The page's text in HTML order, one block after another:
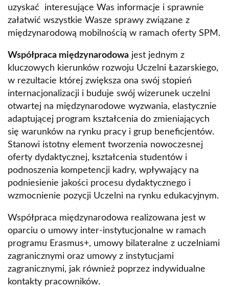
uzyskać interesujące Was informacje i sprawnie
załatwić wszystkie Wasze sprawy związane z
międzynarodową mobilnością w ramach oferty SPM.
Współpraca międzynarodowa jest jednym z
kluczowych kierunków rozwoju Uczelni Łazarskiego,
w rezultacie której zwiększa ona swój stopień
internacjonalizacji i buduje swój wizerunek uczelni
otwartej na międzynarodowe wyzwania, elastycznie
adaptującej program kształcenia do zmieniających
się warunków na rynku pracy i grup beneficjentów.
Stanowi istotny element tworzenia nowoczesnej
oferty dydaktycznej, kształcenia studentów i
podnoszenia kompetencji kadry, wpływający na
podniesienie jakości procesu dydaktycznego i
wzmocnienie pozycji Uczelni na rynku edukacyjnym.
Współpraca międzynarodowa realizowana jest w
oparciu o umowy inter-instytucjonalne w ramach
programu Erasmus+, umowy bilateralne z uczelniami
zagranicznymi oraz umowy z instytucjami
zagranicznymi, jak również poprzez indywidualne
kontakty pracowników.